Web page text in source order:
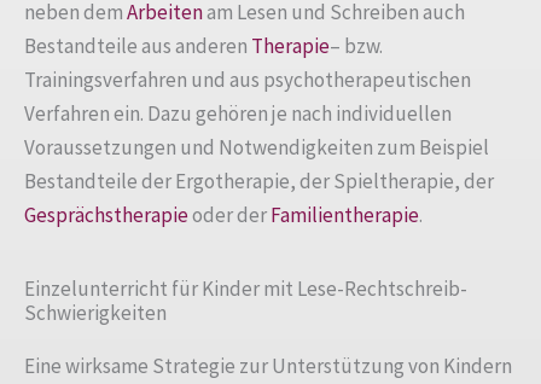
neben demArbeitenam Lesen und Schreiben auch
Bestandteile aus anderen Therapie– bzw.
Trainingsverfahren und aus psychotherapeutischen
Verfahren ein. Dazu gehören je nach individuellen
Voraussetzungen und Notwendigkeiten zum Beispiel
Bestandteile der Ergotherapie, der Spieltherapie, der
Gesprächstherapieoder derFamilientherapie.
Einzelunterricht für Kinder mit Lese-Rechtschreib-
Schwierigkeiten
Eine wirksame Strategie zur Unterstützung von Kindern